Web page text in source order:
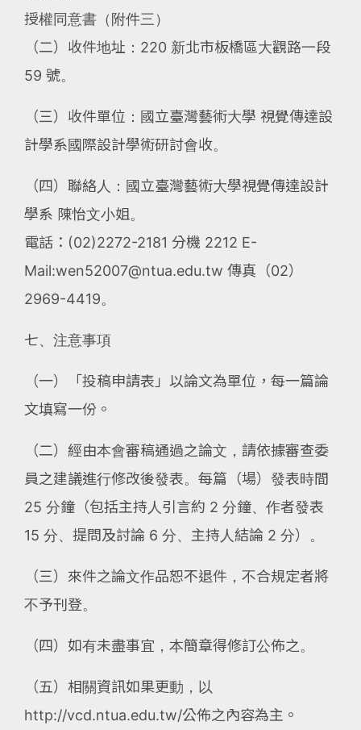
授權同意書（附件三）
（二）收件地址：220 新北市板橋區大觀路一段
59 號。
（三）收件單位：國立臺灣藝術大學 視覺傳達設
計學系國際設計學術研討會收。
（四）聯絡人：國立臺灣藝術大學視覺傳達設計
學系 陳怡文小姐。
電話：(02)2272-2181 分機 2212 E-
Mail:wen52007@ntua.edu.tw 傳真（02）
2969-4419。
七、注意事項
（一）「投稿申請表」以論文為單位，每一篇論
文填寫一份。
（二）經由本會審稿通過之論文，請依據審查委
員之建議進行修改後發表。每篇（場）發表時間
25 分鐘（包括主持人引言約 2 分鐘、作者發表
15 分、提問及討論 6 分、主持人結論 2 分）。
（三）來件之論文作品恕不退件，不合規定者將
不予刊登。
（四）如有未盡事宜，本簡章得修訂公佈之。
（五）相關資訊如果更動，以
http://vcd.ntua.edu.tw/公佈之內容為主。